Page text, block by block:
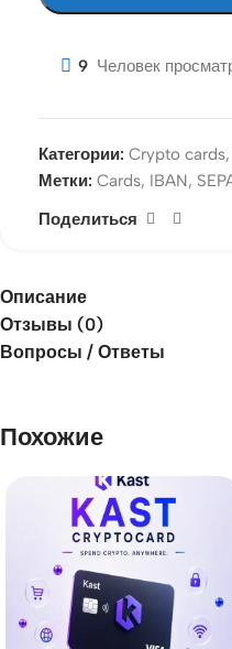
9 Человек
Категории: Crypto cards,
Метки: Cards, IBAN,
Поделиться
Описание
Отзывы (0)
Вопросы / Ответы
Похожие